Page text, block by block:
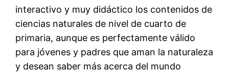
interactivo y muy didáctico los contenidos de
ciencias naturales de nivel de cuarto de
primaria, aunque es perfectamente válido
para jóvenes y padres que aman la naturaleza
y desean saber más acerca del mundo